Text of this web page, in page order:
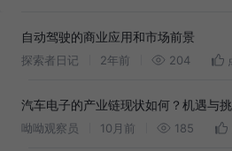
自动驾驶的商业应用和市场前景
探索者日记 2年前 204
汽车电子的产业链现状如何？机遇与
呦呦观察员 10月前 185